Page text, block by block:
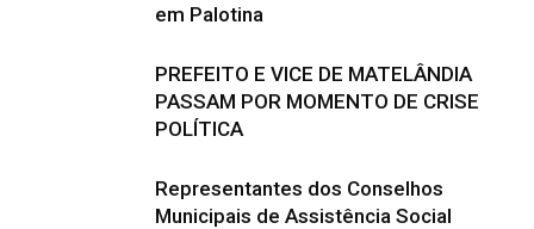
em Palotina
PREFEITO E VICE DE MATELÂNDIA
PASSAM POR MOMENTO DE CRISE
POLÍTICA
Representantes dos Conselhos
Municipais de Assistência Social